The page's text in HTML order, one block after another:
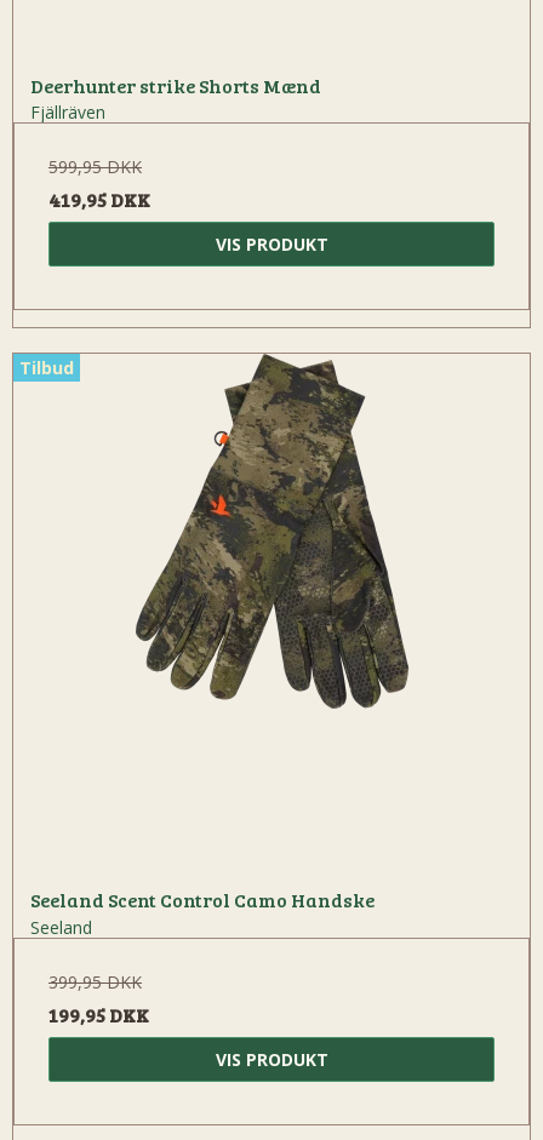
Deerhunter strike Shorts Mænd
Fjällräven
599,95 DKK
419,95 DKK
VIS PRODUKT
Tilbud
Seeland Scent Control Camo Handske
Seeland
399,95 DKK
199,95 DKK
VIS PRODUKT